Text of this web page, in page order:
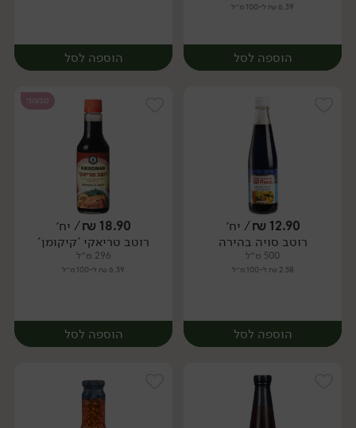
6.39 ₪ ל-100 מ״ל
הוספה לסל
יח׳
הוספה לסל
יח׳
12.90
₪/ יח׳
רוטב סויה בהירה
500 מ״ל
2.58 ₪ ל-100 מ״ל
הוספה לסל
טבעוני
18.90
₪/ יח׳
רוטב טריאקי 'קיקומן'
296 מ״ל
6.39 ₪ ל-100 מ״ל
הוספה לסל